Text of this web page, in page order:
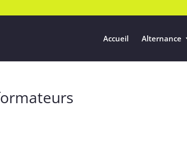
Accueil Alternance